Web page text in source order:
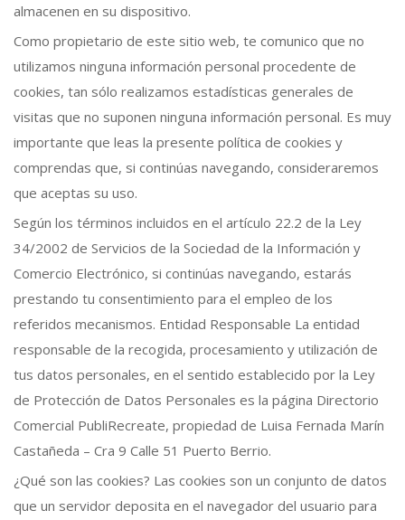
almacenen en su dispositivo.
Como propietario de este sitio web, te comunico que no
utilizamos ninguna información personal procedente de
cookies, tan sólo realizamos estadísticas generales de
visitas que no suponen ninguna información personal. Es muy
importante que leas la presente política de cookies y
comprendas que, si continúas navegando, consideraremos
que aceptas su uso.
Según los términos incluidos en el artículo 22.2 de la Ley
34/2002 de Servicios de la Sociedad de la Información y
Comercio Electrónico, si continúas navegando, estarás
prestando tu consentimiento para el empleo de los
referidos mecanismos. Entidad Responsable La entidad
responsable de la recogida, procesamiento y utilización de
tus datos personales, en el sentido establecido por la Ley
de Protección de Datos Personales es la página Directorio
Comercial PubliRecreate, propiedad de Luisa Fernada Marín
Castañeda – Cra 9 Calle 51 Puerto Berrio.
¿Qué son las cookies? Las cookies son un conjunto de datos
que un servidor deposita en el navegador del usuario para